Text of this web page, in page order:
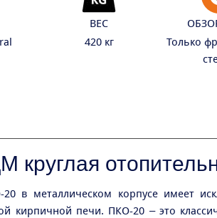
ВЕС
420 кг
Только
круглая
в металлическом корпусе имеет
кирпичной печи. ПКО-20 – это